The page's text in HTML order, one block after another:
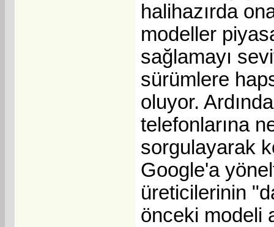
halihazırda
modeller
sağlamayı
sürümlere
oluyor.
telefonlarına
sorgulayarak
Google'a
üreticilerinin
önceki modeli